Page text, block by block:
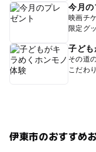
今月の
映画チ
限定グ
子ども
その道
こだわ
伊東市のおすすめ